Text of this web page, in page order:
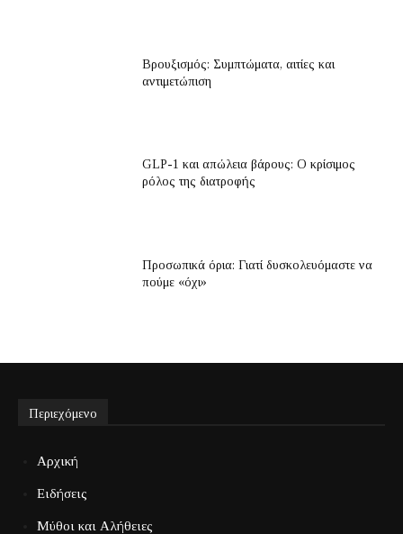
Βρουξισμός: Συμπτώματα, αιτίες και
αντιμετώπιση
GLP-1 και απώλεια βάρους: Ο κρίσιμος
ρόλος της διατροφής
Προσωπικά όρια: Γιατί δυσκολευόμαστε να
πούμε «όχι»
Περιεχόμενο
Αρχική
Ειδήσεις
Μύθοι και Αλήθειες